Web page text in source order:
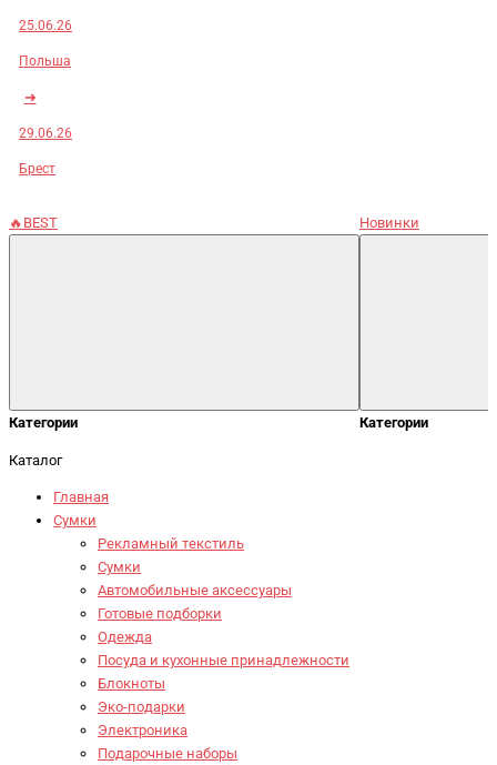
25.06.26
Польша
➜
29.06.26
Брест
🔥BEST
Категории
Новинки
Категории
Каталог
Главная
Сумки
Рекламный текстиль
Сумки
Автомобильные аксессуары
Готовые подборки
Одежда
Посуда и кухонные принадлежности
Блокноты
Эко-подарки
Электроника
Подарочные наборы